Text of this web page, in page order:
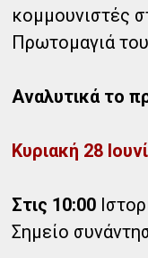
κομμουνιστές
Πρωτομαγιά
Αναλυτικά το
Κυριακή 28
Στις 10:00
Σημείο